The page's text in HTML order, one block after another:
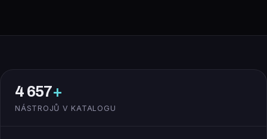
4 657+
NÁSTROJŮ V KATALOGU